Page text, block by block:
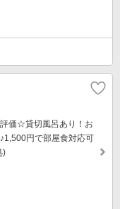
価☆貸切風呂あり！お
円で部屋食対応可
)